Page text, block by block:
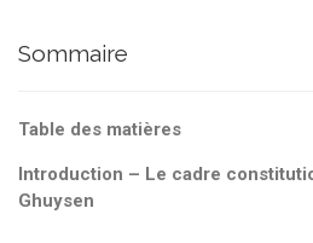
Sommaire
Table des matières
Introduction – Le cadre
Ghuysen